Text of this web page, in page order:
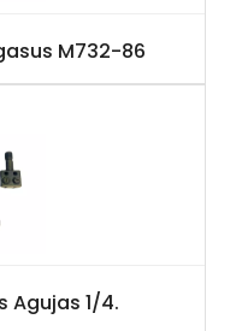
M732-86
Agujas 1/4.